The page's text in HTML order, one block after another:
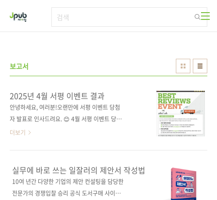
보고서
2025년 4월 서평 이벤트 결과
안녕하세요, 여러분!오랜만에 서평 이벤트 당첨
자 발표로 인사드려요. 😊 4월 서평 이벤트 당첨
자는 서O아 님입니다! 우선, 독자님께 한 편의
단순한 보고서 작성법을 넘어, 직장 생활의 언어
와 사고방식을 바꾸는 계기가 되었다는 점이 참
좋았답니다.책을 도구 삼아 ‘일머리’와 ‘문서력’
더보기
실무에 바로 쓰는 일잘러의 제안서 작성법
10여 년간 다양한 기업의 제안 컨설팅을 담당한
전문가의 경쟁입찰 승리 공식 도서구매 사이트